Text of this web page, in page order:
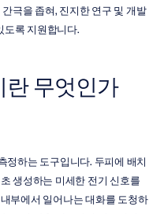
극을 좁혀, 진지한 연구 및 개발
도록 지원합니다.
란 무엇인가
정하는 도구입니다. 두피에 배치
생성하는 미세한 전기 신호를
부에서 일어나는 대화를 도청하